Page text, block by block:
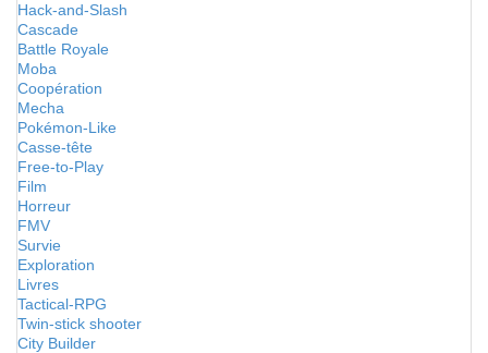
Hack-and-Slash
Cascade
Battle Royale
Moba
Coopération
Mecha
Pokémon-Like
Casse-tête
Free-to-Play
Film
Horreur
FMV
Survie
Exploration
Livres
Tactical-RPG
Twin-stick shooter
City Builder